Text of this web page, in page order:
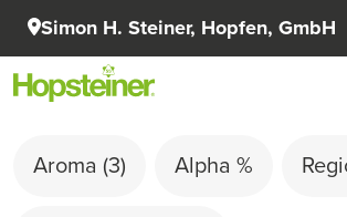
Simon H. Steiner, Hopfen, GmbH
Aroma (3) Alpha %